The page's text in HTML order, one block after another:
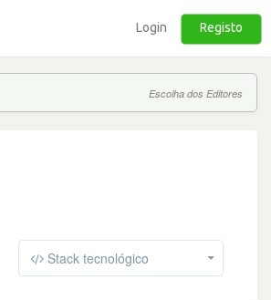
Login Registo
Escolha dos Editores
Stack tecnológico